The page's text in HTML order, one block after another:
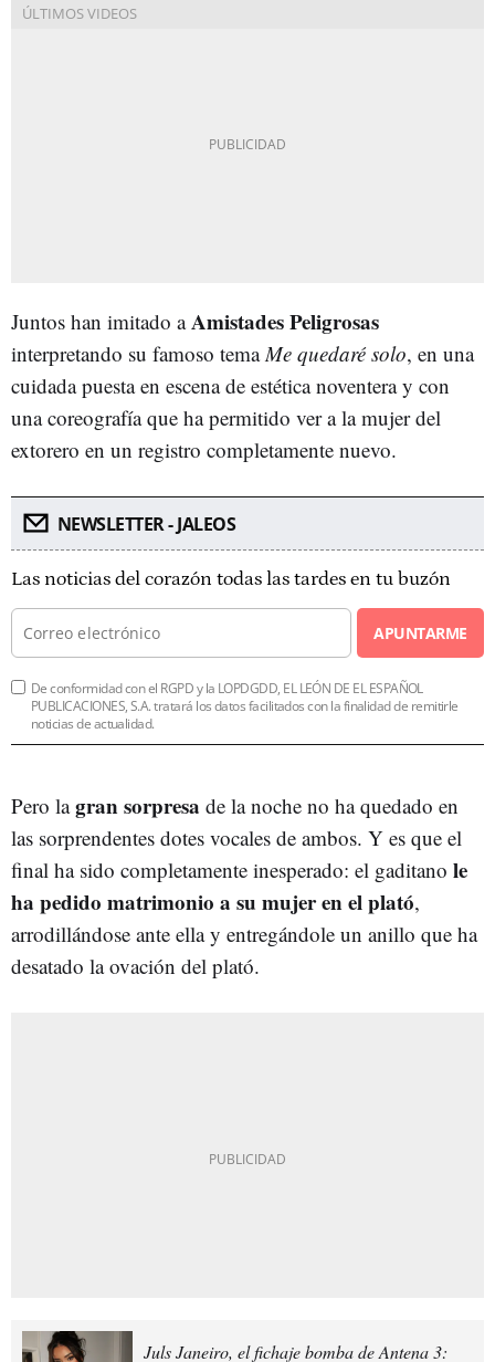
Juntos han imitado aAmistades Peligrosas
interpretando su famoso temaMe quedaré solo, en una
cuidada puesta en escena de estética noventera y con
una coreografía que ha permitido ver a la mujer del
extorero en un registro completamente nuevo.
NEWSLETTER - JALEOS
Las noticias del corazón todas las tardes en tu buzón
APUNTARME
De conformidad con el RGPD y la LOPDGDD, EL LEÓN DE EL ESPAÑOL
PUBLICACIONES, S.A. tratará los datos facilitados con la finalidad de remitirle
noticias de actualidad.
Pero lagran sorpresa de la noche no ha quedado en
las sorprendentes dotes vocales de ambos. Y es que el
final ha sido completamente inesperado: el gaditano le
ha pedido matrimonio a su mujer en el plató,
arrodillándose ante ella y entregándole un anillo que ha
desatado la ovación del plató.
Juls Janeiro, el fichaje bomba de Antena 3: